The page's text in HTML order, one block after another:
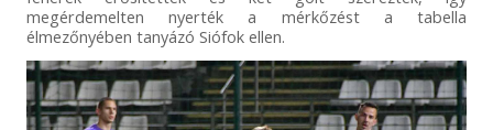
megérdemelten nyerték a mérkőzést a tabella
élmezőnyében tanyázó Siófok ellen.